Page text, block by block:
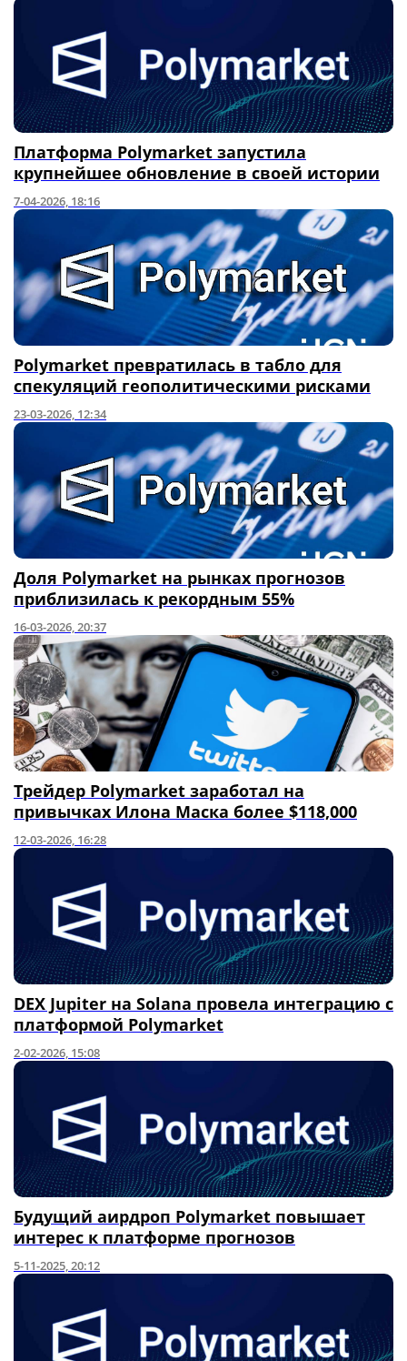
Платформа Polymarket запустила
крупнейшее обновление в своей истории
7-04-2026, 18:16
Polymarket превратилась в табло для
спекуляций геополитическими рисками
23-03-2026, 12:34
Доля Polymarket на рынках прогнозов
приблизилась к рекордным 55%
16-03-2026, 20:37
Трейдер Polymarket заработал на
привычках Илона Маска более $118,000
12-03-2026, 16:28
DEX Jupiter на Solana провела интеграцию с
платформой Polymarket
2-02-2026, 15:08
Будущий аирдроп Polymarket повышает
интерес к платформе прогнозов
5-11-2025, 20:12